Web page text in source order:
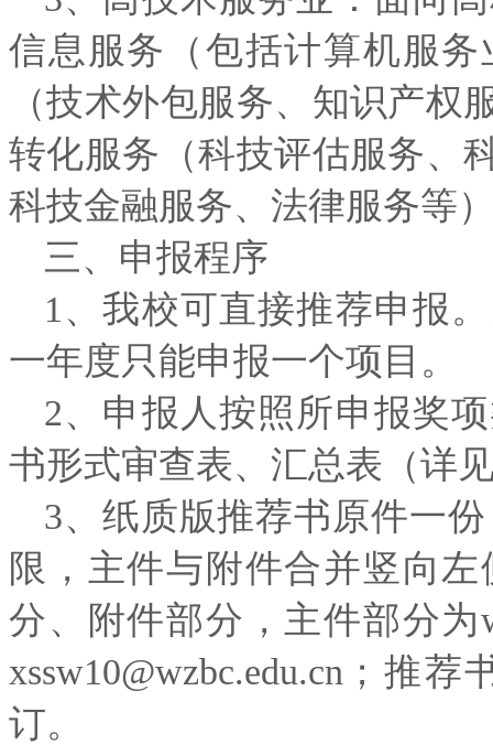
信息服务（包括计算机服
（技术外包服务、知识产
转化服务（科技评估服务、
科技金融服务、法律服务等
三、申报程序
1、我校可直接推荐申报
一年度只能申报一个项目。
2、申报人按照所申报奖
书形式审查表、汇总表（详
3、纸质版推荐书原件一
限，主件与附件合并竖向
分、附件部分，主件部分
xssw10@wzbc.edu.cn；推
订。